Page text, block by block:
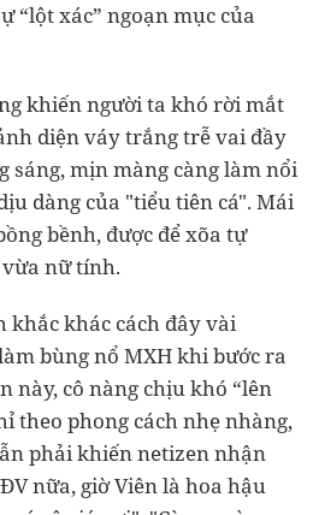
“lột xác” ngoạn mục của
khiến người ta khó rời mắt
diện váy trắng trễ vai đầy
sáng, mịn màng càng làm nổi
dàng của "tiểu tiên cá". Mái
bềnh, được để xõa tự
nữ tính.
khác cách đây vài
bùng nổ MXH khi bước ra
này, cô nàng chịu khó “lên
theo phong cách nhẹ nhàng,
phải khiến netizen nhận
nữa, giờ Viên là hoa hậu